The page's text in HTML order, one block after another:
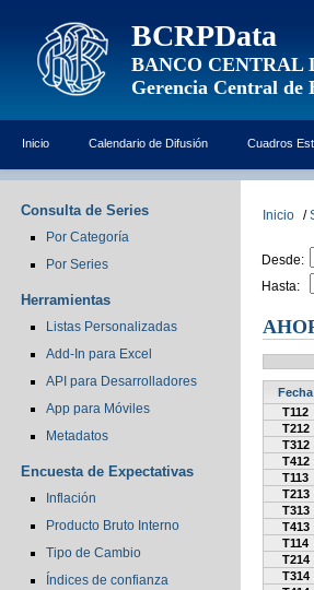
BCRPData
BANCO CENTRAL
Gerencia Central de
Inicio Calendario de Difusión Cuadros
Consulta de Series
Por Categoría
Por Series
Herramientas
Listas Personalizadas
Add-In para Excel
API para Desarrolladores
App para Móviles
Metadatos
Encuesta de Expectativas
Inflación
Producto Bruto Interno
Tipo de Cambio
Índices de confianza
Inicio /
Desde:
Hasta:
Fecha
T112
T212
T312
T412
T113
T213
T313
T413
T114
T214
T314